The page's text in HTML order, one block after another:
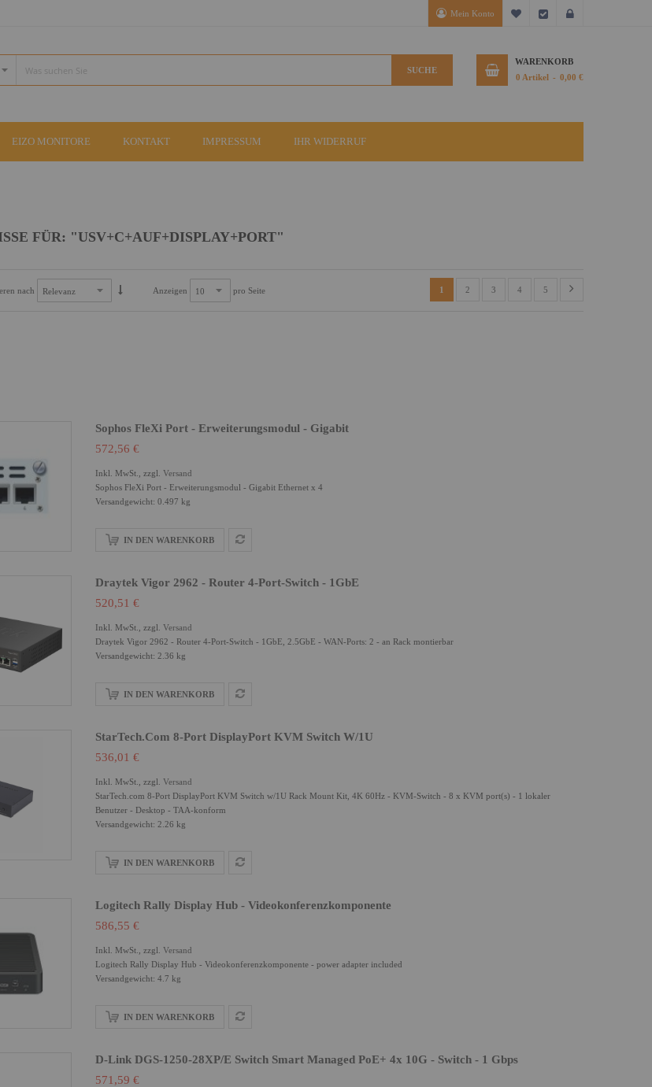
Mein Konto Mein Wunschzettel
Kasse
SUCHE
WARENKORB
0 Artikel 0,00 €
EIZO MONITORE KONTAKT IMPRESSUM IHR WIDERRUF
FÜR: "USV+C+AUF+DISPLAY+PORT"
nach Anzeigen pro Seite 1 2 3 4 5
Sophos FleXi Port - Erweiterungsmodul - Gigabit
572,56 €
Inkl. MwSt., zzgl. Versand
Sophos FleXi Port - Erweiterungsmodul - Gigabit Ethernet x 4
Versandgewicht: 0.497 kg
IN DEN WARENKORB
Draytek Vigor 2962 - Router 4-Port-Switch - 1GbE
520,51 €
Inkl. MwSt., zzgl. Versand
Draytek Vigor 2962 - Router 4-Port-Switch - 1GbE, 2.5GbE - WAN-Ports: 2 - an Rack montierbar
Versandgewicht: 2.36 kg
IN DEN WARENKORB
StarTech.com 8-Port DisplayPort KVM Switch W/1U
536,01 €
Inkl. MwSt., zzgl. Versand
StarTech.com 8-Port DisplayPort KVM Switch w/1U Rack Mount Kit, 4K 60Hz - KVM-Switch - 8 x KVM port(s) - 1 lokaler
Benutzer - Desktop - TAA-konform
Versandgewicht: 2.26 kg
IN DEN WARENKORB
Logitech Rally Display Hub - Videokonferenzkomponente
586,55 €
Inkl. MwSt., zzgl. Versand
Logitech Rally Display Hub - Videokonferenzkomponente - power adapter included
Versandgewicht: 4.7 kg
IN DEN WARENKORB
D-Link DGS-1250-28XP/E Switch Smart Managed PoE+ 4x 10G - Switch - 1 Gbps
571,59 €